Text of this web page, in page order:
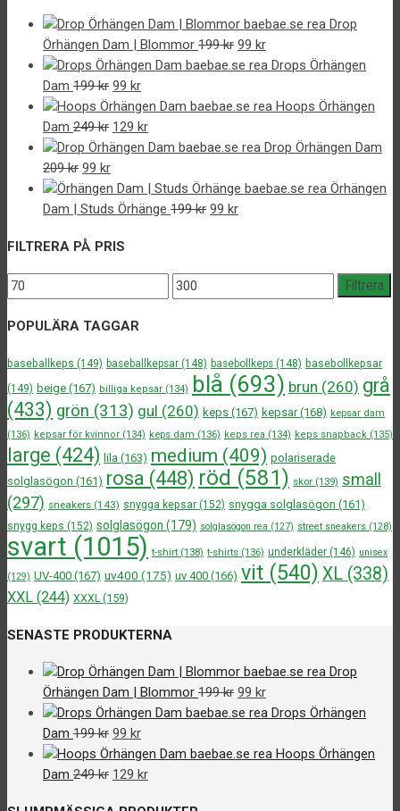
Drop
Örhängen Dam | Blommor 199kr Det
ursprungliga
var:
99 krDet
nuvarande
är:
Drops Örhängen
Dam 199kr Det
ursprungliga
priset
var:
99 krDet
nuvarande
priset
är:
Hoops Örhängen
Dam 249kr Det
ursprungliga
var:
249 kr.
129 krDet
nuvarande
är:
129 kr.
Drop Örhängen Dam
209kr Det
ursprungliga
priset
209 kr.
99 krDet
nuvarande
priset
99 kr.
Örhängen
Dam | Studs Örhänge 199kr Det
var:
99 krDet
är:
FILTRERA PÅ PRIS
Min
pris
Max
pris
Filtrera
POPULÄRA TAGGAR
baseballkeps (149) baseballkepsar (148) basebollkeps (148) basebollkepsar
(149) beige (167) billiga kepsar (134) blå (693) brun (260) grå
(433) grön (313) gul (260) keps (167) kepsar(168) kepsar dam
(136) kepsar för kvinnor (134) keps dam (136) keps rea (134) keps snapback (135)
large (424) lila (163) medium (409) polariserade
solglasögon (161) rosa (448) röd (581) skor (139) small
(297) sneakers (143) snygga kepsar (152) snygga solglasögon (161)
snygg keps (152) solglasögon (179) solglasögon rea (127) street sneakers (128)
svart (1015) t-shirt (138) t-shirts (136) underkläder (146) unisex
(129) UV-400 (167) uv400 (175) uv 400 (166) vit (540) XL (338)
XXL (244) XXXL (159)
SENASTE PRODUKTERNA
Drop
Örhängen Dam | Blommor 199kr Det
ursprungliga
var:
99 krDet
nuvarande
är:
Drops Örhängen
Dam 199kr Det
ursprungliga
priset
99 krDet
nuvarande
priset
Hoops Örhängen
Dam 249kr Det
129 krDet